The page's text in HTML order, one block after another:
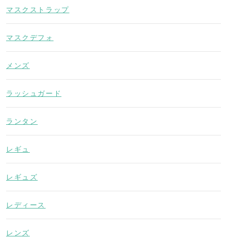
マスクストラップ
マスクデフォ
メンズ
ラッシュガード
ランタン
レギュ
レギュズ
レディース
レンズ